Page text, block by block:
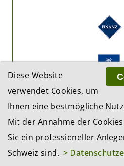
Diese Website
verwendet Cookies, um
Ihnen eine bestmögliche
Mit der Annahme der
Sie ein professioneller
Schweiz sind. >